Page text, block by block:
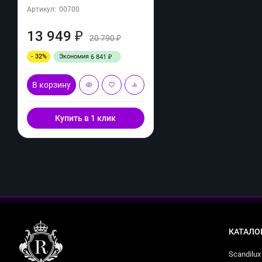
Артикул: 00700
13 949 ₽ 20 790₽
- 32% Экономия 6 841 ₽
В корзину
Купить в 1 клик
Scandilux